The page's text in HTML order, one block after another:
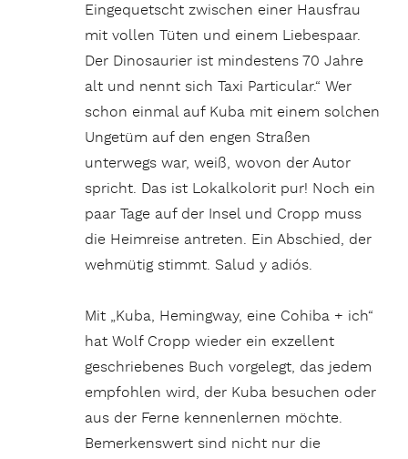
Eingequetscht zwischen einer Hausfrau
mit vollen Tüten und einem Liebespaar.
Der Dinosaurier ist mindestens 70 Jahre
alt und nennt sich Taxi Particular.“ Wer
schon einmal auf Kuba mit einem solchen
Ungetüm auf den engen Straßen
unterwegs war, weiß, wovon der Autor
spricht. Das ist Lokalkolorit pur! Noch ein
paar Tage auf der Insel und Cropp muss
die Heimreise antreten. Ein Abschied, der
wehmütig stimmt. Salud y adiós.
Mit „Kuba, Hemingway, eine Cohiba + ich“
hat Wolf Cropp wieder ein exzellent
geschriebenes Buch vorgelegt, das jedem
empfohlen wird, der Kuba besuchen oder
aus der Ferne kennenlernen möchte.
Bemerkenswert sind nicht nur die